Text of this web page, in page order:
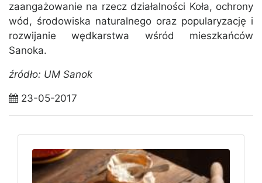
zaangażowanie na rzecz działalności Koła, ochrony
wód, środowiska naturalnego oraz popularyzację i
rozwijanie wędkarstwa wśród mieszkańców
Sanoka.
źródło: UM Sanok
23-05-2017